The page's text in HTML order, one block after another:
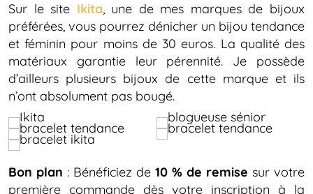
Sur le site Ikita, une de mes marques de bijoux
préférées, vous pourrez dénicher un bijou tendance
et féminin pour moins de 30 euros. La qualité des
matériaux garantie leur pérennité. Je possède
d’ailleurs plusieurs bijoux de cette marque et ils
n’ont absolument pas bougé.
Bon plan : Bénéficiez de 10 % de remise sur votre
première commande dès votre inscription à la